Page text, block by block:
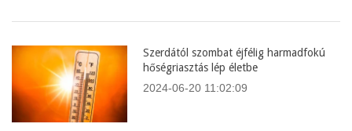
Szerdától szombat éjfélig harmadfokú
hőségriasztás lép életbe
2024-06-20 11:02:09